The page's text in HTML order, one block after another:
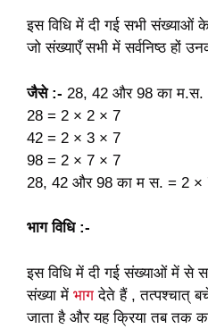
इस विधि में दी गई सभी
जो संख्याएँ सभी में सर्वनिष्ठ हों
जैसे :- 28, 42 और 98 का म.स.
28 = 2 × 2 × 7
42 = 2 × 3 × 7
98 = 2 × 7 × 7
28, 42 और 98 का म स. = 2 ×
भाग विधि :-
इस विधि में दी गई संख्याओं में से
संख्या में भाग देते हैं , तत्पश्चात्
जाता है और यह क्रिया तब तक